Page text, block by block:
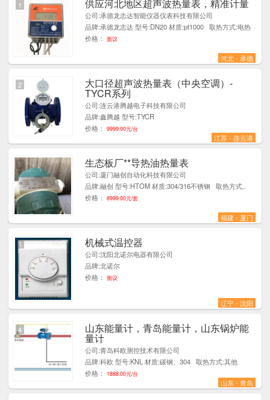
供应河北地区超声波热量表，精准计量
公司:承德龙志达智能仪器仪表科技有限公司
品牌:承德龙志达 型号:DN20 材质:pt1000 取热方式:电热
价格：
面议
河北 - 承德
1
大口径超声波热量表（中央空调）-
TYCR系列
公司:连云港腾越电子科技有限公司
品牌:鑫腾越 型号:TYCR
价格：
9999.00元/台
江苏 - 连云港
2
生态板厂**导热油热量表
公司:厦门融创自动化科技有限公司
品牌:融创 型号:HTOM 材质:304/316不锈钢 取热方式..
价格：
8999.00元/套
福建 - 厦门
9
机械式温控器
公司:沈阳北诺尔电器有限公司
品牌:北诺尔
价格：
面议
辽宁 - 沈阳
1
山东能量计，青岛能量计，山东锅炉能
量计
公司:青岛科欧测控技术有限公司
品牌:科欧 型号:KNL 材质:碳钢、304 取热方式:其他
价格：
1888.00元/台
山东 - 青岛
4